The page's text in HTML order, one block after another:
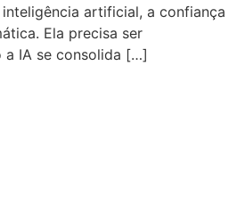
artificial, a confiança
Ela precisa ser
a IA se consolida […]